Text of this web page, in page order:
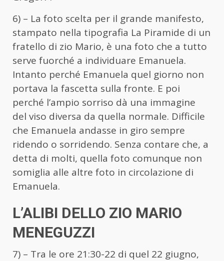
6) – La foto scelta per il grande manifesto,
stampato nella tipografia La Piramide di un
fratello di zio Mario, è una foto che a tutto
serve fuorché a individuare Emanuela.
Intanto perché Emanuela quel giorno non
portava la fascetta sulla fronte. E poi
perché l’ampio sorriso dà una immagine
del viso diversa da quella normale. Difficile
che Emanuela andasse in giro sempre
ridendo o sorridendo. Senza contare che, a
detta di molti, quella foto comunque non
somiglia alle altre foto in circolazione di
Emanuela.
L’ALIBI DELLO ZIO MARIO
MENEGUZZI
7) – Tra le ore 21:30-22 di quel 22 giugno,